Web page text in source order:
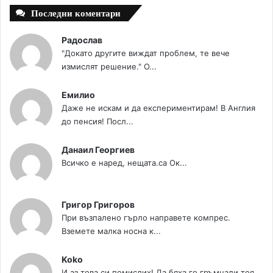
Последни коментари
Радослав
"Докато другите виждат проблем, те вече
измислят решение." О...
Емилио
Даже не искам и да експериментирам! В Англия
до пенсия! Посл...
Данаил Георгиев
Всичко е наред, нещата.са Ок...
Григор Григоров
При възпалено гърло направете компрес.
Вземете малка носна к...
Koko